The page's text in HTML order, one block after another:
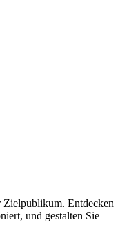
Entdecken
und gestalten Sie